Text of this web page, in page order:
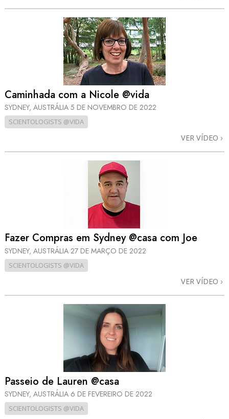
Caminhada com a Nicole @vida
SYDNEY, AUSTRÁLIA 5 DE NOVEMBRO DE 2022
SCIENTOLOGISTS @VIDA
VER VÍDEO
Fazer Compras em Sydney @casa com Joe
SYDNEY, AUSTRÁLIA 27 DE MARÇO DE 2022
SCIENTOLOGISTS @VIDA
VER VÍDEO
Passeio de Lauren @casa
SYDNEY, AUSTRÁLIA 6 DE FEVEREIRO DE 2022
SCIENTOLOGISTS @VIDA